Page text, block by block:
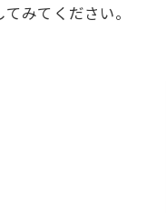
みてください。